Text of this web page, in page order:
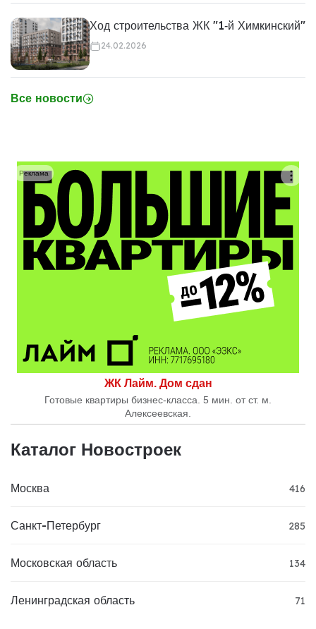
Ход строительства ЖК "1‑й Химкинский"
24.02.2026
Все новости
ЖК Лайм. Дом сдан
Готовые квартиры бизнес-класса. 5 мин. от ст. м.
Алексеевская.
Реклама
Каталог Новостроек
Москва 416
Санкт-Петербург 285
Московская область 134
Ленинградская область 71